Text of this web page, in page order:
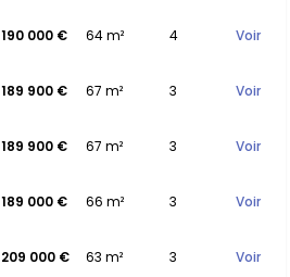
190 000 € 64 m² 4 Voir
189 900 € 67 m² 3 Voir
189 900 € 67 m² 3 Voir
189 000 € 66 m² 3 Voir
209 000 € 63 m² 3 Voir